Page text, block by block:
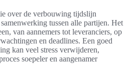
over de verbouwing tijdslijn
tussen alle partijen. Het
van aannemers tot leveranciers, op
en deadlines. Een goed
kan veel stress verwijderen,
soepeler en aangenamer